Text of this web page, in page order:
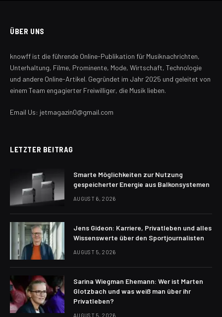
ÜBER UNS
knowff ist die führende Online-Publikation für Musiknachrichten,
Unterhaltung, Filme, Prominente, Mode, Wirtschaft, Technologie
und andere Online-Artikel. Gegründet im Jahr 2025 und geleitet von
einem Team engagierter Freiwilliger, die Musik lieben.
Email Us: jetmagazin0@gmail.com
LETZTER BEITRAG
Smarte Möglichkeiten zur Nutzung
gespeicherter Energie aus Balkonsystemen
AUGUST 6, 2026
Jens Gideon: Karriere, Privatleben und alles
Wissenswerte über den Sportjournalisten
AUGUST 5, 2026
Sarina Wiegman Ehemann: Wer ist Marten
Glotzbach und was weiß man über ihr
Privatleben?
AUGUST 5, 2026